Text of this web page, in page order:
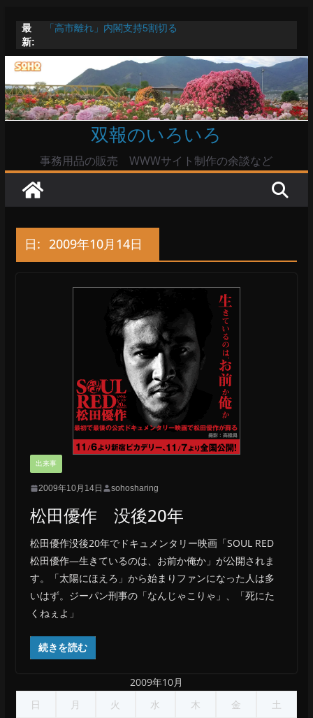
テ
ン
ツ
へ
ッ
最
新:
「高市離れ」内閣支持5割切る
高市首相とは隙間風が吹く鈴木憲和農水相
陸自部隊の思想信条調査報道受け小泉防衛相「不適切活
動ない」で良いのか
命綱のエアコンも危ない
双報のいろいろ
事務用品の販売 WWWサイト制作の余談など
日: 2009年10月14日
出来事
2009年10月14日 sohosharing
松田優作 没後20年
松田優作没後20年でドキュメンタリー映画「SOUL RED
松田優作―生きているのは、お前か俺か」が公開されま
す。「太陽にほえろ」から始まりファンになった人は多
いはず。ジーパン刑事の「なんじゃこりゃ」、「死にた
くねぇよ」
続きを読む
2009年10月
日
月 火 水 木 金
土